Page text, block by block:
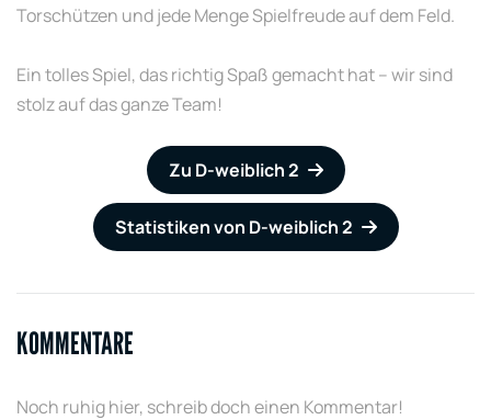
Torschützen und jede Menge Spielfreude auf dem Feld.
Ein tolles Spiel, das richtig Spaß gemacht hat – wir sind
stolz auf das ganze Team!
Zu D-weiblich 2
Statistiken von D-weiblich 2
KOMMENTARE
Noch ruhig hier, schreib doch einen Kommentar!